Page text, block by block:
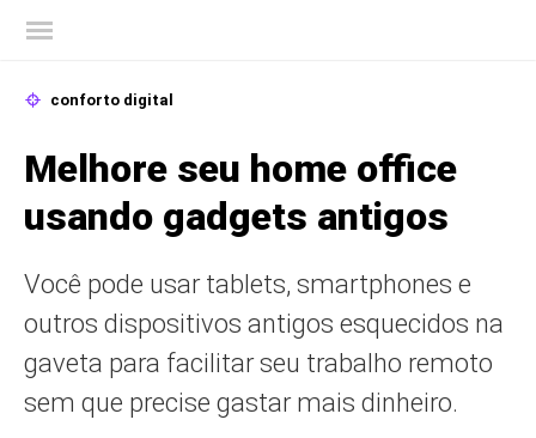
conforto digital
Melhore seu home office
usando gadgets antigos
Você pode usar tablets, smartphones e
outros dispositivos antigos esquecidos na
gaveta para facilitar seu trabalho remoto
sem que precise gastar mais dinheiro.